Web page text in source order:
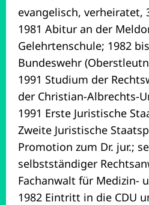
evangelisch, verheiratet,
1981 Abitur an der
Gelehrtenschule; 1982
Bundeswehr
1991 Studium der
der Christian-Albrechts-
1991 Erste Juristische
Zweite Juristische
Promotion zum Dr. jur.;
selbstständiger
Fachanwalt für Medizin-
1982 Eintritt in die CDU